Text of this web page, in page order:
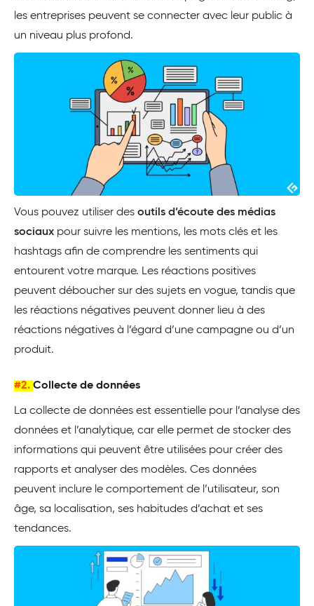
les entreprises peuvent se connecter avec leur public à
un niveau plus profond.
Vous pouvez utiliser des outils d’écoute des médias
sociaux pour suivre les mentions, les mots clés et les
hashtags afin de comprendre les sentiments qui
entourent votre marque. Les réactions positives
peuvent déboucher sur des sujets en vogue, tandis que
les réactions négatives peuvent donner lieu à des
réactions négatives à l’égard d’une campagne ou d’un
produit.
#2. Collecte de données
La collecte de données est essentielle pour l’analyse des
données et l’analytique, car elle permet de stocker des
informations qui peuvent être utilisées pour créer des
rapports et analyser des modèles. Ces données
peuvent inclure le comportement de l’utilisateur, son
âge, sa localisation, ses habitudes d’achat et ses
tendances.